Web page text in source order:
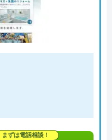
まずは電話相談！